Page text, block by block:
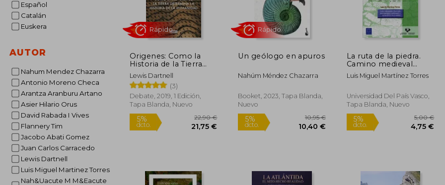
Español
Catalán
Euskera
AUTOR
Nahum Mendez Chazarra
Antonio Moreno Checa
Arantza Aranburu Artano
Asier Hilario Orus
David Rabada I Vives
Flannery Tim
Jacobo Abati Gomez
Juan Carlos Carracedo
Lewis Dartnell
Luis Miguel Martinez Torres
Nah&Uacute M M&Eacute
Origenes: Como la
Historia de la Tierra
Determina la Historia
de la Humanidad
Lewis Dartnell
(3)
Debate, 2019, 1 Edición,
Tapa Blanda, Nuevo
dcto.
Rápido
Un geólogo en apuros
Nahúm Méndez Chazarra
Booket, 2023, Tapa Blanda,
Nuevo
dcto. 10,40 €
La ruta de la piedra.
Camino medieval
desde las canteras
antiguas de Ajarte
de Santa María en
Vitoria-Gasteiz
Luis Miguel Martínez Torres
Universidad Del País Vasco,
Tapa Blanda, Nuevo
dcto.